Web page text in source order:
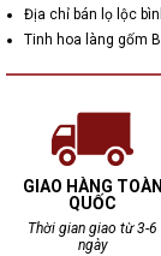
Địa chỉ bán lọ lộc
Tinh hoa làng gốm
GIAO HÀNG TOÀN
QUỐC
Thời gian giao từ 3-6
ngày